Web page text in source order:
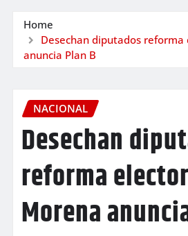
Home
Desechan diputados
anuncia Plan B
NACIONAL
Desechan
reforma
Morena